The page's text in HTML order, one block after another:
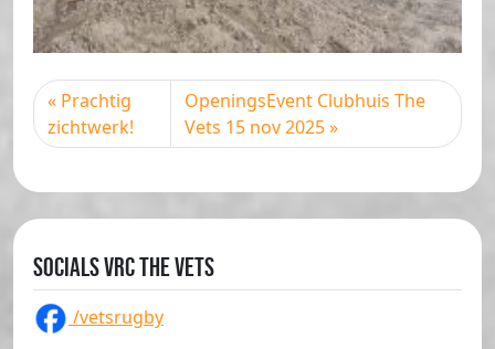
Prachtig
zichtwerk!
OpeningsEvent Clubhuis The
Vets 15 nov 2025
Socials VRC The Vets
/vetsrugby